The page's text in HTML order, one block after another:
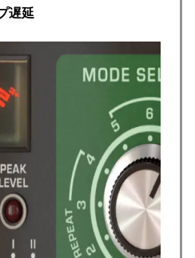
遅延